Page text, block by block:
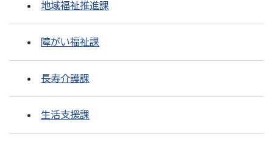
地域福祉推進課
障がい福祉課
長寿介護課
生活支援課